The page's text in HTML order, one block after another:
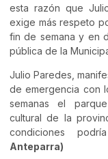
esta razón que
exige más respeto
fin de semana y en
pública de la
Julio Paredes,
de emergencia con
semanas el
cultural de la
condiciones
Anteparra)